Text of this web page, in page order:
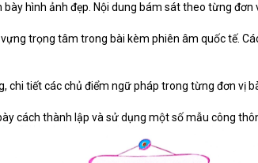
bày hình ảnh đẹp. Nội dung bám sát theo từng
trọng tâm trong bài kèm phiên âm quốc tế.
chi tiết các chủ điểm ngữ pháp trong từng đơn vị
cách thành lập và sử dụng một số mẫu công